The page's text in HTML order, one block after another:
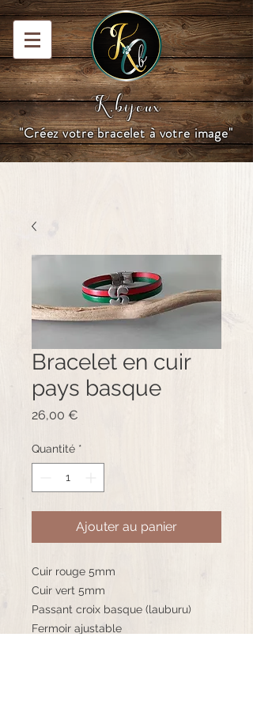
K.bijoux
"Créez votre bracelet à votre image"
Bracelet en cuir
pays basque
26,00 €
Quantité *
Ajouter au panier
Cuir rouge 5mm
Cuir vert 5mm
Passant croix basque (lauburu)
Fermoir ajustable